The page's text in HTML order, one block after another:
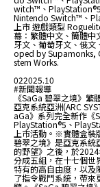
witch™、
Nintendo Switch™、
上市 遊戲類型
幕：繁體中文、簡體中
牙文、葡萄牙文、俄
oped by Supamonks,
stem Works.
022025.10
#新聞報導
《SaGa 碧翠之境》繁
亞克系統亞洲(ARC
aGa》系列完全新作《
PlayStation®5、
上市活動。※實體盒裝
碧翠之境》是亞克系統
的野望》之後，於
分成五組，在十七個世
特有的高自由度，以及
了指令戰鬥系統，帶來